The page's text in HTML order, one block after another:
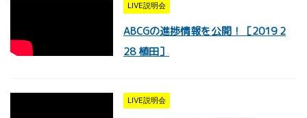
LIVE説明会
ABCGの進捗情報を公開！［2019 2
28 植田］
LIVE説明会